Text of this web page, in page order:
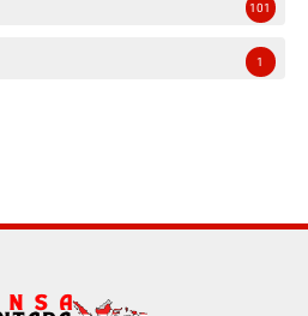
101
1